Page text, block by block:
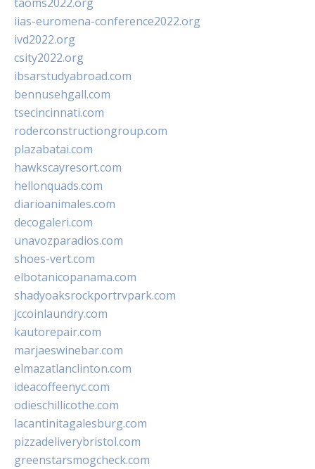
iias-euromena-conference2022.org
ivd2022.org
csity2022.org
ibsarstudyabroad.com
bennusehgall.com
tsecincinnati.com
roderconstructiongroup.com
plazabatai.com
hawkscayresort.com
hellonquads.com
diarioanimales.com
decogaleri.com
unavozparadios.com
shoes-vert.com
elbotanicopanama.com
shadyoaksrockportrvpark.com
jccoinlaundry.com
kautorepair.com
marjaeswinebar.com
elmazatlanclinton.com
ideacoffeenyc.com
odieschillicothe.com
lacantinitagalesburg.com
pizzadeliverybristol.com
greenstarsmogcheck.com